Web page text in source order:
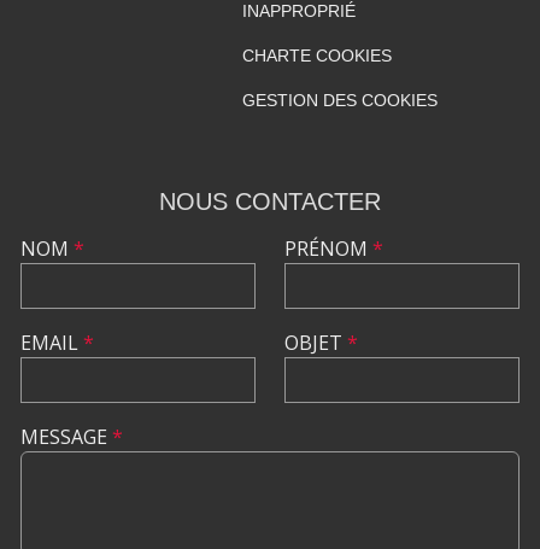
INAPPROPRIÉ
CHARTE COOKIES
GESTION DES COOKIES
NOUS CONTACTER
NOM *
EMAIL*
PRÉNOM *
OBJET *
MESSAGE *